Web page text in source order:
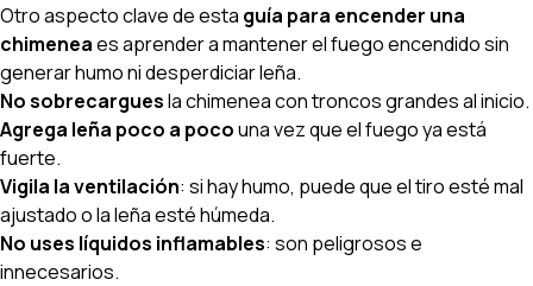
Otro aspecto clave de esta guía para encender una
chimeneaes aprender a mantener el fuego encendido sin
generar humo ni desperdiciar leña.
No sobrecarguesla chimenea con troncos grandes al inicio.
Agrega leña poco a pocouna vez que el fuego ya está
fuerte.
Vigila la ventilación: si hay humo, puede que el tiro esté mal
ajustado o la leña esté húmeda.
No uses líquidos inflamables: son peligrosos e
innecesarios.